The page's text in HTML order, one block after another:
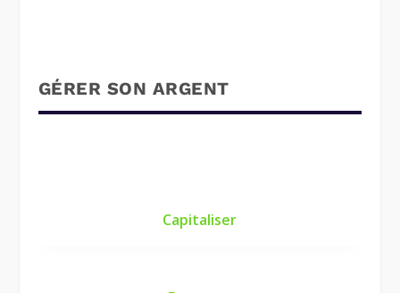
GÉRER SON ARGENT
Capitaliser